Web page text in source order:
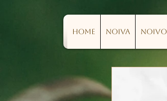
Home Noiva Noivo